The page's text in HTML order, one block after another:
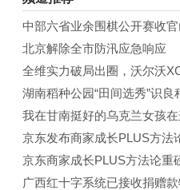
中部六省业余围棋公开赛收
北京解除全市防汛应急响应
全维实力破局出圈，沃尔沃
大奖
湖南稻种公园“田间选秀”识
成果落地
我在甘南挺好的乌克兰女孩
京东发布商家成长PLUS方法
长有径可循
京东商家成长PLUS方法论重
助力商家长效增长
广西红十字系统已接收捐赠